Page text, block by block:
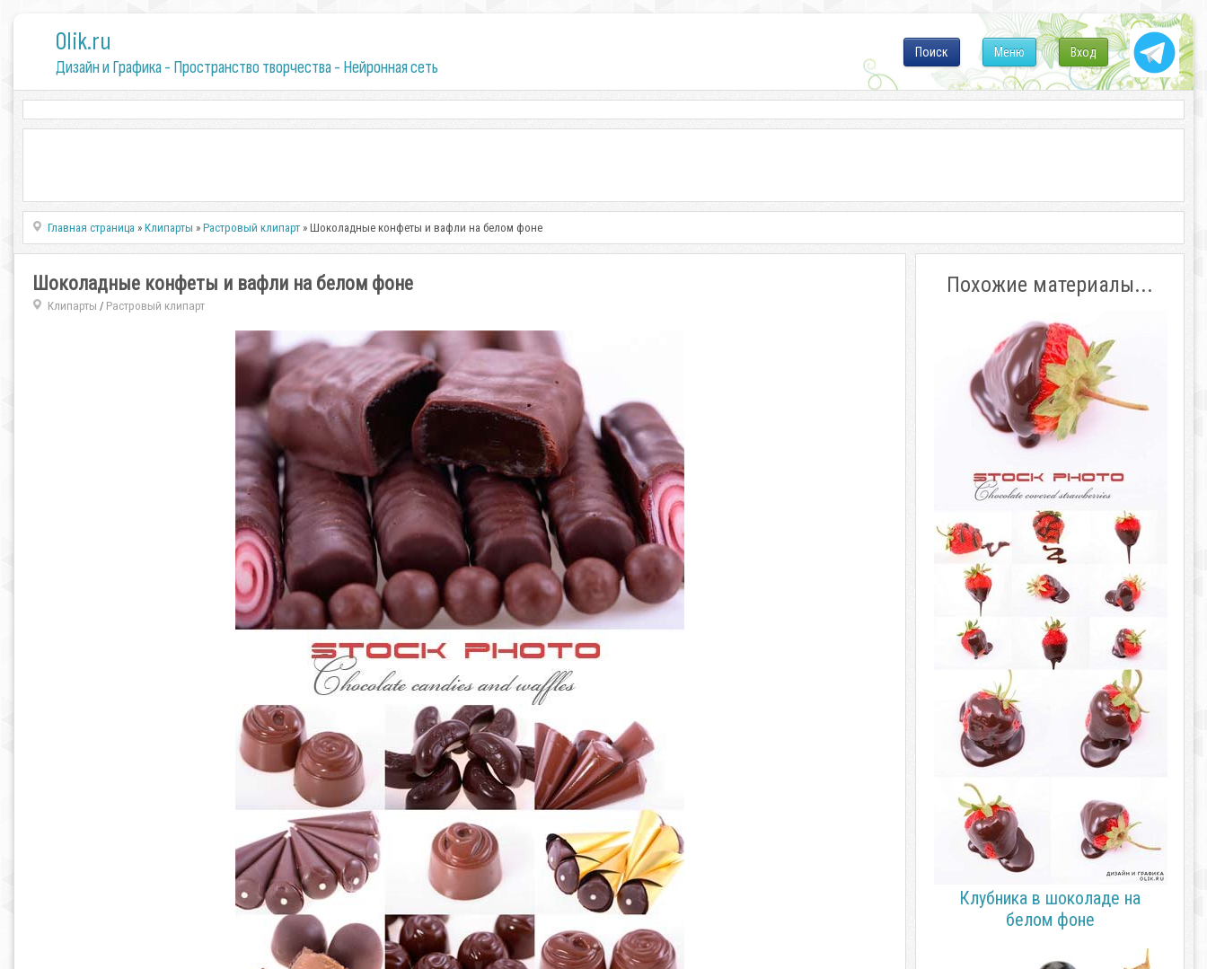
0lik.ru
Дизайн и Графика - Пространство творчества - Нейронная сеть
Вход
Меню
Поиск
Главная страница »Клипарты »Растровый клипарт » Шоколадные конфеты и вафли на белом фоне
Шоколадные конфеты и вафли на белом фоне
Клипарты / Растровый клипарт
Похожие материалы...
Клубника в шоколаде на
белом фоне